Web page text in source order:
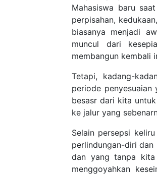
Mahasiswa baru
perpisahan,
biasanya menjadi
muncul dari
membangun kembali
Tetapi, kadang-
periode
besasr dari kita
ke jalur yang
Selain persepsi
perlindungan-diri
dan yang tanpa kita
menggoyahkan